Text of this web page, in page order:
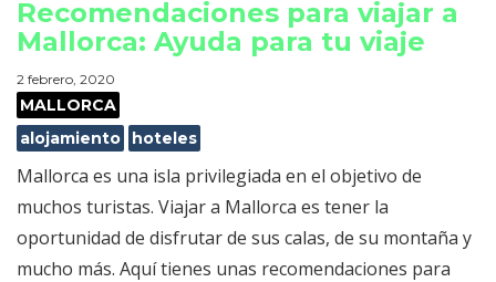
Recomendaciones para viajar a
Mallorca: Ayuda para tu viaje
2 febrero, 2020
MALLORCA
alojamiento
hoteles
Mallorca es una isla privilegiada en el objetivo de
muchos turistas. Viajar a Mallorca es tener la
oportunidad de disfrutar de sus calas, de su montaña y
mucho más. Aquí tienes unas recomendaciones para